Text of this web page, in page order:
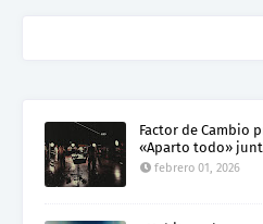
Factor de Cambio
«Aparto todo»
febrero 01, 2026